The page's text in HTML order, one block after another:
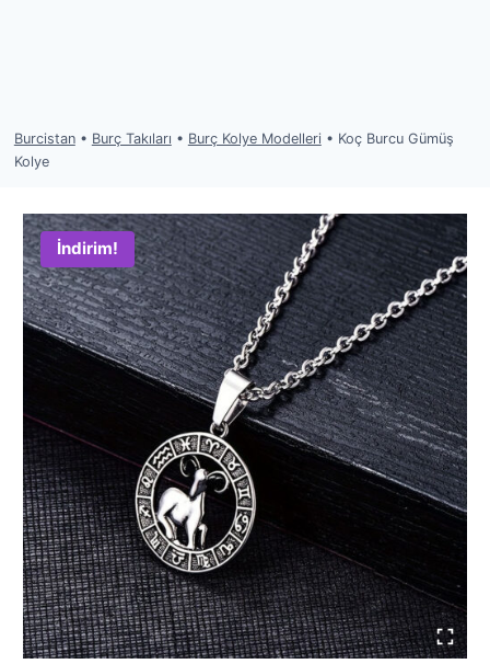
Burcistan• Burç Takıları • Burç Kolye Modelleri • Koç Burcu Gümüş
Kolye
İndirim!